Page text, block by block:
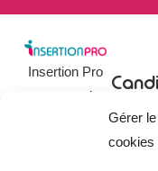
Gérer
cookies
Insertion Pro
est une action
emploi